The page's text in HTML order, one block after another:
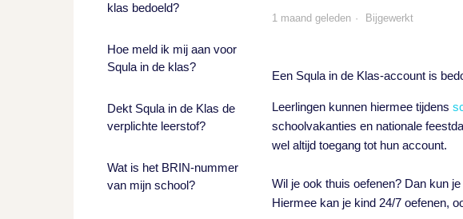
klas bedoeld?
Hoe meld ik mij aan voor
Squla in de klas?
Dekt Squla in de Klas de
verplichte leerstof?
Wat is het BRIN-nummer
van mijn school?
1 maand geleden Bijgewerkt
Een Squla in de Klas-account is
Leerlingen kunnen hiermee tijdens
schoolvakanties en nationale
wel altijd toegang tot hun account.
Wil je ook thuis oefenen? Dan kun
Hiermee kan je kind 24/7 oefenen,